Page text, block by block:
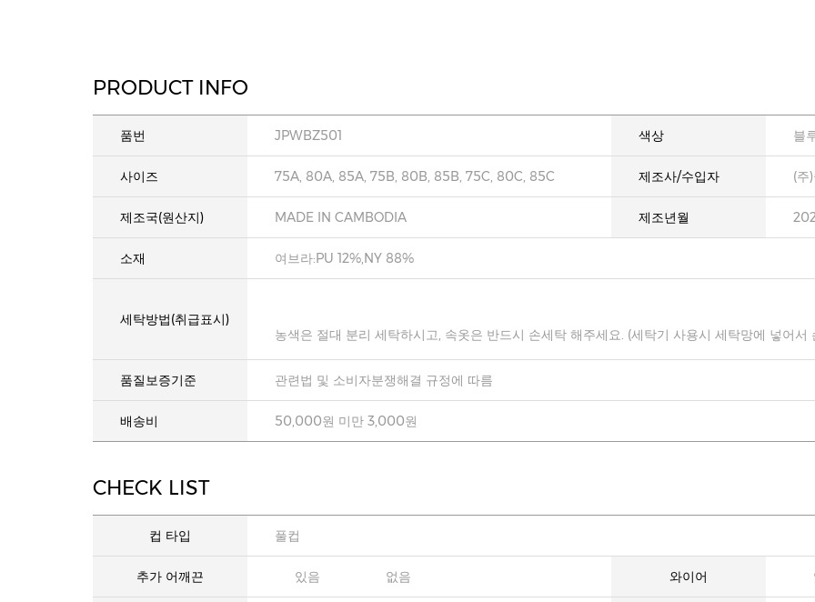
PRODUCT INFO
품번 JPWBZ501 색상 블
사이즈 75A, 80A, 85A, 75B, 80B, 85B, 75C, 80C, 85C 제조사/수입자 (주
제조국(원산지) MADE IN CAMBODIA 제조년월
소재 여브라:PU 12%,NY 88%
세탁방법(취급표시)
농색은 절대 분리 세탁하시고, 속옷은 반드시 손세탁 해주세요. (세탁기 사용시 세탁망에 넣어서
품질보증기준 관련법 및 소비자분쟁해결 규정에 따름
배송비 50,000원 미만 3,000원
CHECK LIST
컵 타입 풀컵
추가 어깨끈 있음 없음 와이어